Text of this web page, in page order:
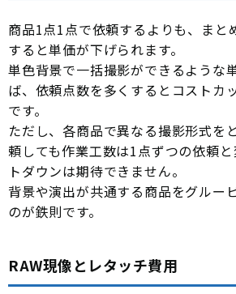
商品1点1点で依頼するよりも、まと
すると単価が下げられます。
単色背景で一括撮影ができるような
ば、依頼点数を多くするとコストカ
です。
ただし、各商品で異なる撮影形式を
頼しても作業工数は1点ずつの依頼
トダウンは期待できません。
背景や演出が共通する商品をグルー
のが鉄則です。
RAW現像とレタッチ費用